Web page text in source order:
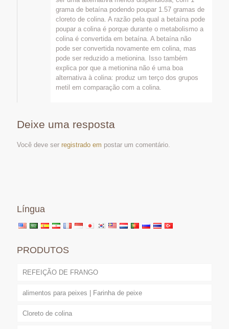
grama de betaína podendo poupar 1.57 gramas de
cloreto de colina. A razão pela qual a betaína pode
poupar a colina é porque durante o metabolismo a
colina é convertida em betaína. A betaína não
pode ser convertida novamente em colina, mas
pode ser reduzido a metionina. Isso também
explica por que a metionina não é uma boa
alternativa à colina: produz um terço dos grupos
metil em comparação com a colina.
Deixe uma resposta
Você deve ser registrado em postar um comentário.
Língua
PRODUTOS
REFEIÇÃO DE FRANGO
alimentos para peixes | Farinha de peixe
Cloreto de colina